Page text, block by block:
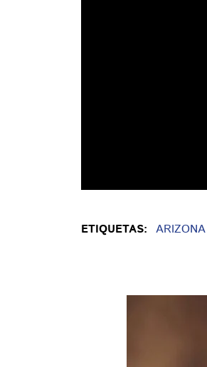
ETIQUETAS: ARIZONA